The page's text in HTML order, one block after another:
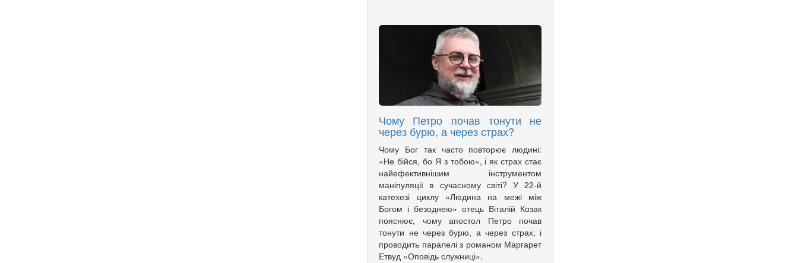
Чому Петро почав тонути не
через бурю, а через страх?
Чому Бог так часто повторює людині:
«Не бійся, бо Я з тобою», і як страх стає
найефективнішим інструментом
маніпуляції в сучасному світі? У 22-й
катехезі циклу «Людина на межі між
Богом і безоднею» отець Віталій Козак
пояснює, чому апостол Петро почав
тонути не через бурю, а через страх, і
проводить паралелі з романом Маргарет
Етвуд «Оповідь служниці».